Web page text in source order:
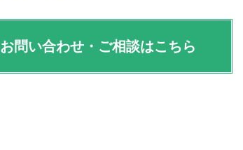
お問い合わせ・ご相談はこちら